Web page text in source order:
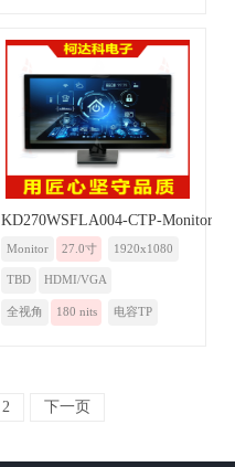
KD270WSFLA004-CTP-Monitor
Monitor 27.0寸 1920x1080
TBD HDMI/VGA
全视角 180 nits 电容TP
2 下一页